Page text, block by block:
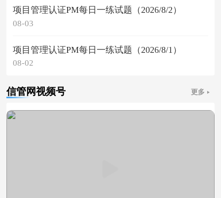
项目管理认证PM每日一练试题（2026/8/2）
08-03
项目管理认证PM每日一练试题（2026/8/1）
08-02
信管网视频号 更多